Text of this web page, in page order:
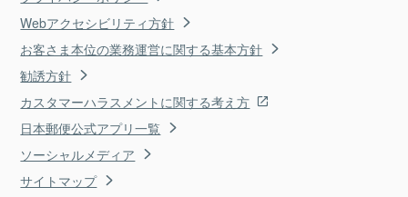
Webアクセシビリティ方針
お客さま本位の業務運営に関する基本方針
勧誘方針
カスタマーハラスメントに関する考え方
日本郵便公式アプリ一覧
ソーシャルメディア
サイトマップ